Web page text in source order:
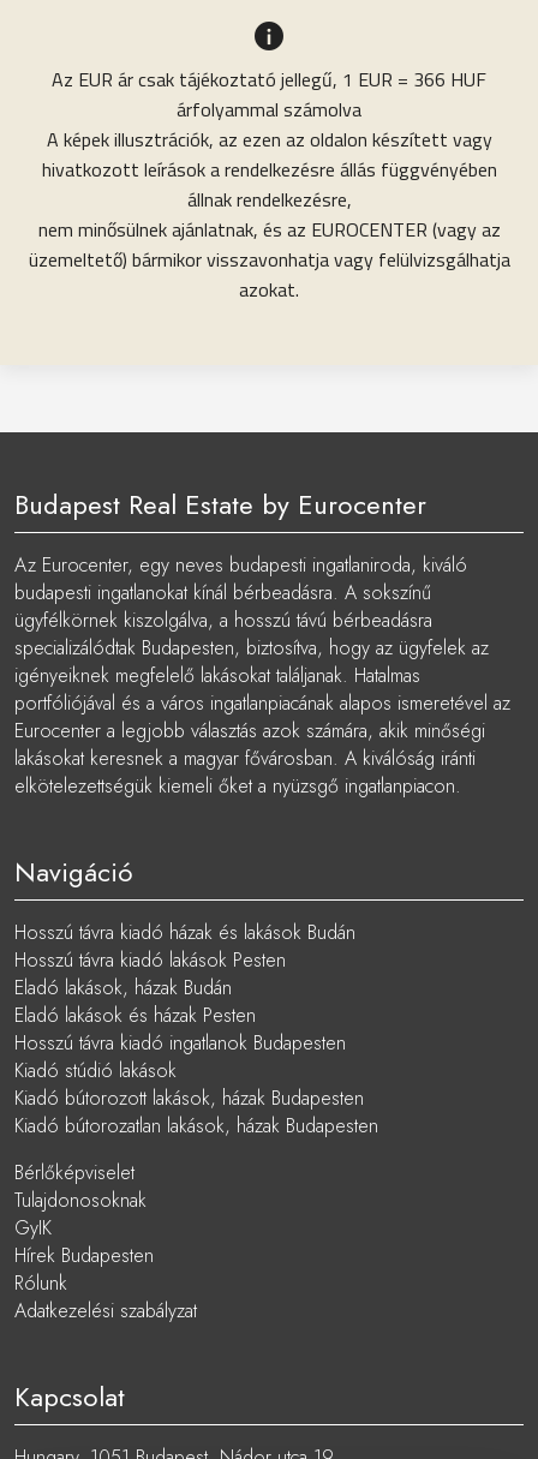
Az EUR ár csak tájékoztató jellegű, 1 EUR = 366 HUF
árfolyammal számolva
A képek illusztrációk, az ezen az oldalon készített vagy
hivatkozott leírások a rendelkezésre állás függvényében
állnak rendelkezésre,
nem minősülnek ajánlatnak, és az EUROCENTER (vagy az
üzemeltető) bármikor visszavonhatja vagy felülvizsgálhatja
azokat.
Budapest Real Estate by Eurocenter
Az Eurocenter, egy neves budapesti ingatlaniroda, kiváló
budapesti ingatlanokat kínál bérbeadásra. A sokszínű
ügyfélkörnek kiszolgálva, a hosszú távú bérbeadásra
specializálódtak Budapesten, biztosítva, hogy az ügyfelek az
igényeiknek megfelelő lakásokat találjanak. Hatalmas
portfóliójával és a város ingatlanpiacának alapos ismeretével az
Eurocenter a legjobb választás azok számára, akik minőségi
lakásokat keresnek a magyar fővárosban. A kiválóság iránti
elkötelezettségük kiemeli őket a nyüzsgő ingatlanpiacon.
Navigáció
Hosszú távra kiadó házak és lakások Budán
Hosszú távra kiadó lakások Pesten
Eladó lakások, házak Budán
Eladó lakások és házak Pesten
Hosszú távra kiadó ingatlanok Budapesten
Kiadó stúdió lakások
Kiadó bútorozott lakások, házak Budapesten
Kiadó bútorozatlan lakások, házak Budapesten
Bérlőképviselet
Tulajdonosoknak
GyIK
Hírek Budapesten
Rólunk
Adatkezelési szabályzat
Kapcsolat